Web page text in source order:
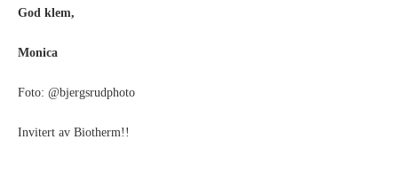
God klem,
Monica
Foto: @bjergsrudphoto
Invitert av Biotherm!!